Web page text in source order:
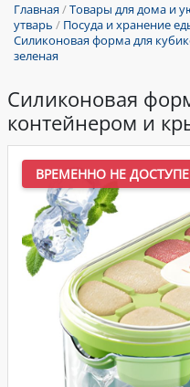
Главная/Товары для дома и
утварь / Посуда и хранение
Силиконовая форма для
зеленая
Силиконовая
контейнером и
ВРЕМЕННО НЕ